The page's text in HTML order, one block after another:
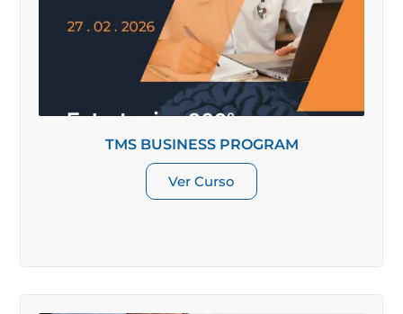
TMS BUSINESS PROGRAM
Ver Curso